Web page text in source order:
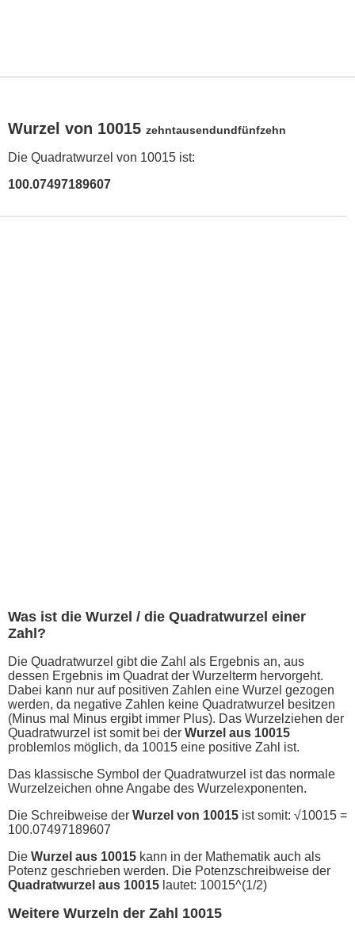
Wurzel von 10015 zehntausendundfünfzehn
Die Quadratwurzel von 10015 ist:
100.07497189607
Was ist die Wurzel / die Quadratwurzel einer
Zahl?
Die Quadratwurzel gibt die Zahl als Ergebnis an, aus
dessen Ergebnis im Quadrat der Wurzelterm hervorgeht.
Dabei kann nur auf positiven Zahlen eine Wurzel gezogen
werden, da negative Zahlen keine Quadratwurzel besitzen
(Minus mal Minus ergibt immer Plus). Das Wurzelziehen der
Quadratwurzel ist somit bei der Wurzel aus 10015
problemlos möglich, da 10015 eine positive Zahl ist.
Das klassische Symbol der Quadratwurzel ist das normale
Wurzelzeichen ohne Angabe des Wurzelexponenten.
Die Schreibweise der Wurzel von 10015 ist somit: √10015 =
100.07497189607
Die Wurzel aus 10015 kann in der Mathematik auch als
Potenz geschrieben werden. Die Potenzschreibweise der
Quadratwurzel aus 10015 lautet: 10015^(1/2)
Weitere Wurzeln der Zahl 10015